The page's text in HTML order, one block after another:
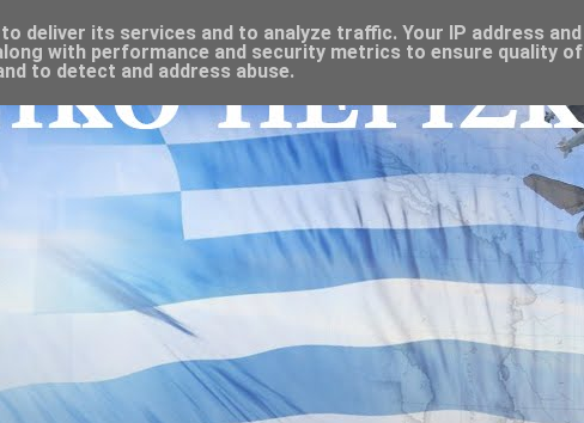
deliver its services and to analyze traffic. Your IP address and
with performance and security metrics to ensure quality of
to detect and address abuse.